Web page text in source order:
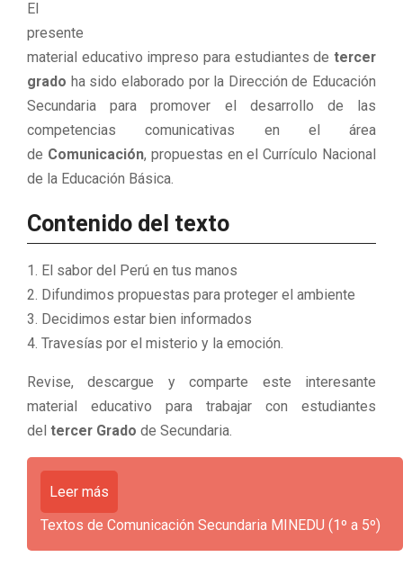
El
presente
material educativo impreso para estudiantes de tercer
grado ha sido elaborado por la Dirección de Educación
Secundaria para promover el desarrollo de las
competencias comunicativas en el área
de Comunicación, propuestas en el Currículo Nacional
de la Educación Básica.
Contenido del texto
El sabor del Perú en tus manos
Difundimos propuestas para proteger el ambiente
Decidimos estar bien informados
Travesías por el misterio y la emoción.
Revise, descargue y comparte este interesante
material educativo para trabajar con estudiantes
del tercer Grado de Secundaria.
Leer más
Textos de Comunicación Secundaria MINEDU (1º a 5º)